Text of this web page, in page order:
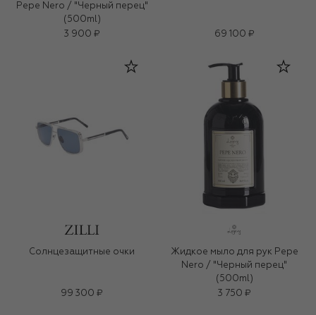
Pepe Nero / "Черный перец"
(500ml)
3 900 ₽
69 100 ₽
Солнцезащитные очки
99 300 ₽
Жидкое мыло для рук Pepe
Nero / "Черный перец"
(500ml)
3 750 ₽